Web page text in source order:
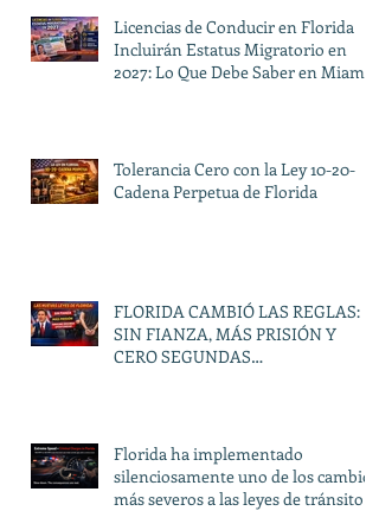
Licencias de Conducir en Florida
Incluirán Estatus Migratorio en
2027: Lo Que Debe Saber en Miami
Tolerancia Cero con la Ley 10-20-
Cadena Perpetua de Florida
FLORIDA CAMBIÓ LAS REGLAS:
SIN FIANZA, MÁS PRISIÓN Y
CERO SEGUNDAS
Florida ha implementado
silenciosamente uno de los cambios
más severos a las leyes de tránsito